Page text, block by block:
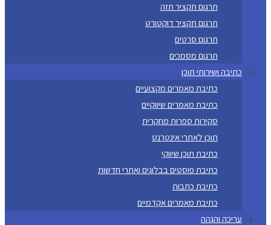
תרגום תקציר תזה
תרגום תקציר דוקטורט
תרגום סרטים
תרגום מסמכים
כתיבה ושירותי תוכן
כתיבת מאמרים מקצועיים
כתיבת מאמרים שיווקיים
סקירות ספרות מחקרית
תוכן לאתרי אינטרנט
כתיבת תוכן שיווקי
כתיבת פוסטים בבלוגים ואתרי חדשות
כתיבת כתבות
כתיבת מאמרים אקדמיים
עריכה והגהה